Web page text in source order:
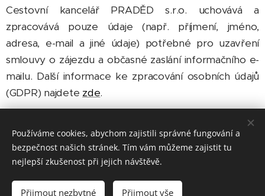
Cestovní kancelář PRADĚD s.r.o. uchovává a
zpracovává pouze údaje (např. příjmení, jméno,
adresa, e-mail a jiné údaje) potřebné pro uzavření
smlouvy o zájezdu a občasné zaslání informačního e-
mailu. Další informace ke zpracování osobních údajů
(GDPR) najdete zde.
Na základě tohoto formuláře Vás budeme
kontaktovat na uvedený telefon nebo e-mail.
Používáme cookies, abychom zajistili správné fungování a
bezpečnost našich stránek. Tím vám můžeme zajistit tu
nejlepší zkušenost při jejich návštěvě.
Přijmout nezbytné Přijmout vše